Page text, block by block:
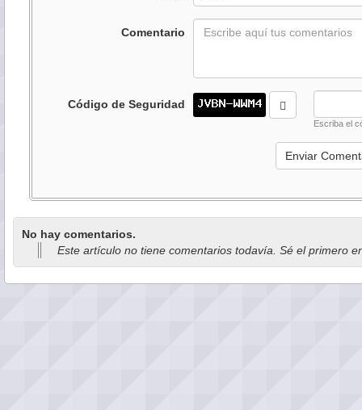
Comentario
Código de Seguridad
Escriba el
No hay comentarios.
Este artículo no tiene comentarios todavía. Sé el primero